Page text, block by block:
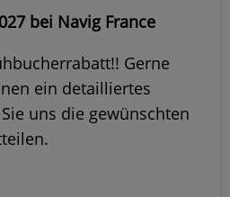
bei Navig France
Gerne
ein detailliertes
uns die gewünschten